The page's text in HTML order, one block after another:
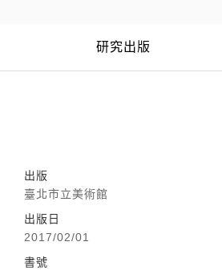
研究出版
出版
臺北市立美術館
出版日
2017/02/01
書號